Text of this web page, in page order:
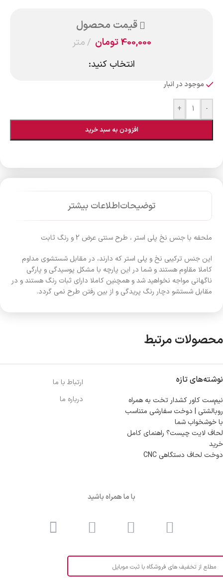
قیمت محصول
400,000تومان متر
انتخاب کنید:
موجود در انبار
-
+
افزودن به سبد خرید
توضیحاتاطلاعات بیشتر
ملحفه با جنس نخ پلی استر ، طرح سنتی عرض 2 و رنگ ثابت
این جنس ترکیبی نخ و پلی استر که دارند، در مقابل شستشوی مداوم
کاملا مقاوم هستند و شما در این پارچه با مشکل پوسیدگی و پارگی
ناگهانی مواجه نخواهید شد و همچنین کاملا دارای ثبات رنگ هستند و در
مقابل شستشو دچار رنگ پریدگی و از بین رفتن طرح نمی گردد.
محصولات مرتبط
نوشته‌های تازه
نیم‌ست کاور کشدار تخت به همراه
روبالشتی | دوخت سفارشی متناسب
با خوشخواب شما
لحاف لایت چیست؟ راهنمای کامل
خرید
دوخت لحاف دستگاهی CNC
ارتباط با ما
درباره ما
با ما همراه باشید
مطلع از تخفیف های فروشگاه با ثبت موبایل